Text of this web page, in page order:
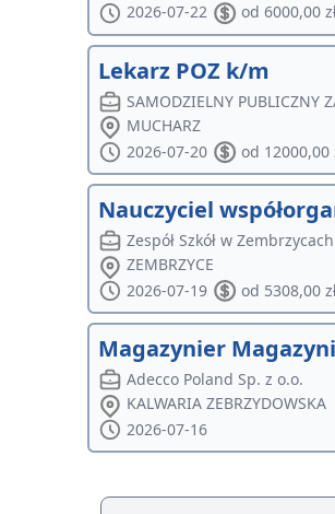
2026-07-22
od 6000,00
Lekarz POZ k/m
SAMODZIELNY PUBLICZNY
MUCHARZ
2026-07-20
od 12000,00
Nauczyciel
Zespół Szkół w Zembrzycach
ZEMBRZYCE
2026-07-19
od 5308,00
Magazynier
Adecco Poland Sp. z o.o.
KALWARIA ZEBRZYDOWSKA
2026-07-16